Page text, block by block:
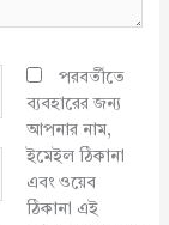
পরবর্তীতে
ব্যবহারের জন্য
আপনার নাম,
ইমেইল ঠিকানা
এবং ওয়েব
ঠিকানা এই